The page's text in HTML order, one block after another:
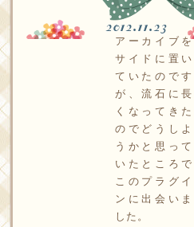
2012.11.23
アーカイブを
サイドに置い
ていたのです
が、流石に長
くなってきた
のでどうしよ
うかと思って
いたところで
このプラグイ
ンに出会いま
した。